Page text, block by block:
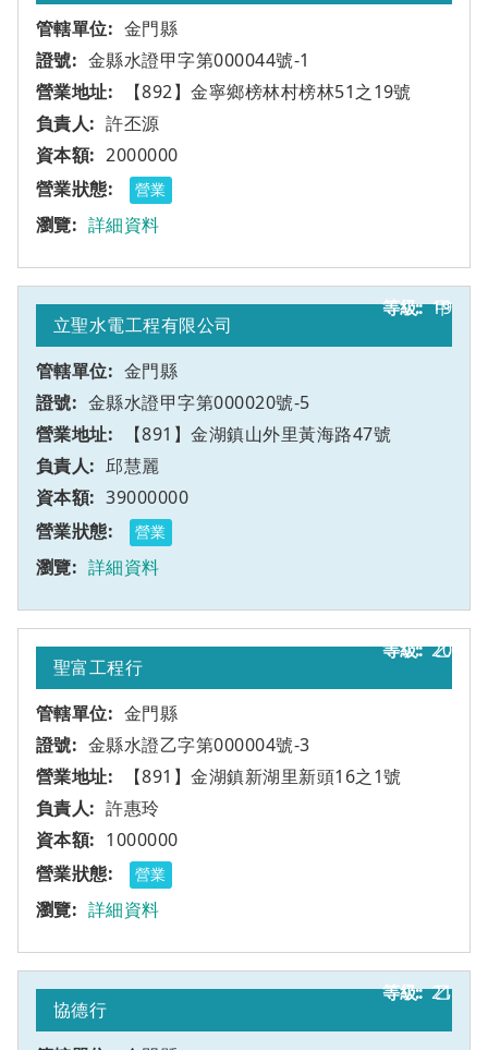
金門縣
金縣水證甲字第000044號-1
【892】金寧鄉榜林村榜林51之19號
許丕源
2000000
營業
詳細資料
19
立聖水電工程有限公司
金門縣
金縣水證甲字第000020號-5
【891】金湖鎮山外里黃海路47號
甲
邱慧麗
39000000
營業
詳細資料
20
聖富工程行
金門縣
金縣水證乙字第000004號-3
【891】金湖鎮新湖里新頭16之1號
乙
許惠玲
1000000
營業
詳細資料
21
協德行
乙